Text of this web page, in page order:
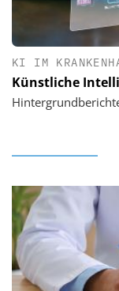
KI IM
Künstliche